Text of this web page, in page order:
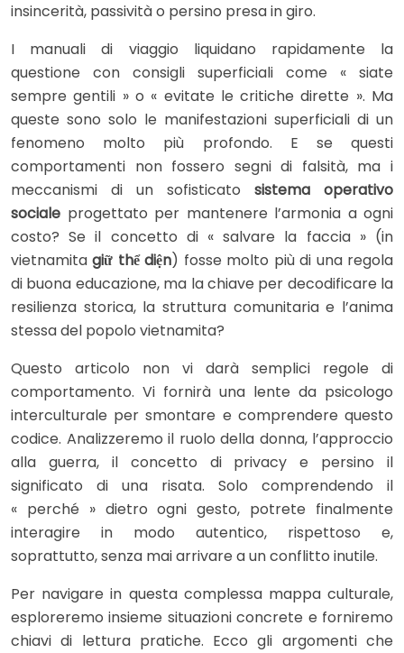
insincerità, passività o persino presa in giro.
I manuali di viaggio liquidano rapidamente la
questione con consigli superficiali come « siate
sempre gentili » o « evitate le critiche dirette ». Ma
queste sono solo le manifestazioni superficiali di un
fenomeno molto più profondo. E se questi
comportamenti non fossero segni di falsità, ma i
meccanismi di un sofisticato sistema operativo
sociale progettato per mantenere l’armonia a ogni
costo? Se il concetto di « salvare la faccia » (in
vietnamitagiữ thể diện) fosse molto più di una regola
di buona educazione, ma la chiave per decodificare la
resilienza storica, la struttura comunitaria e l’anima
stessa del popolo vietnamita?
Questo articolo non vi darà semplici regole di
comportamento. Vi fornirà una lente da psicologo
interculturale per smontare e comprendere questo
codice. Analizzeremo il ruolo della donna, l’approccio
alla guerra, il concetto di privacy e persino il
significato di una risata. Solo comprendendo il
« perché » dietro ogni gesto, potrete finalmente
interagire in modo autentico, rispettoso e,
soprattutto, senza mai arrivare a un conflitto inutile.
Per navigare in questa complessa mappa culturale,
esploreremo insieme situazioni concrete e forniremo
chiavi di lettura pratiche. Ecco gli argomenti che